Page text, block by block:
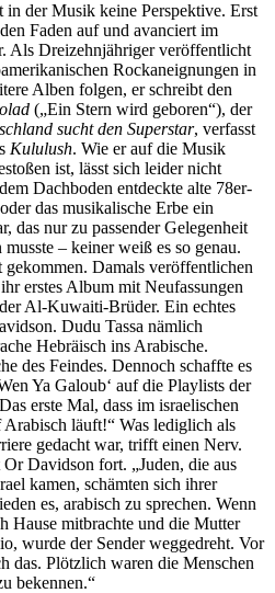
der Musik keine Perspektive. Erst
Faden auf und avanciert im
Als Dreizehnjähriger veröffentlicht
Rockaneignungen in
Alben folgen, er schreibt den
(„Ein Stern wird geboren“), der
sucht den Superstar, verfasst
Kululush. Wie er auf die Musik
ist, lässt sich leider nicht
Dachboden entdeckte alte 78er-
das musikalische Erbe ein
das nur zu passender Gelegenheit
– keiner weiß es so genau.
Damals veröffentlichen
erstes Album mit Neufassungen
Al-Kuwaiti-Brüder. Ein echtes
Dudu Tassa nämlich
Hebräisch ins Arabische.
des Feindes. Dennoch schaffte es
Ya Galoub‘ auf die Playlists der
erste Mal, dass im israelischen
läuft!“ Was lediglich als
gedacht war, trifft einen Nerv.
Davidson fort. „Juden, die aus
kamen, schämten sich ihrer
es, arabisch zu sprechen. Wenn
Hause mitbrachte und die Mutter
wurde der Sender weggedreht. Vor
das. Plötzlich waren die Menschen
bekennen.“